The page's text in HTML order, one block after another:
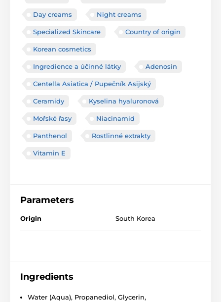
Day creams Night creams
Specialized Skincare Country of origin
Korean cosmetics
Ingredience a účinné látky Adenosin
Centella Asiatica / Pupečník Asijský
Ceramidy Kyselina hyaluronová
Mořské řasy Niacinamid
Panthenol Rostlinné extrakty
Vitamin E
Parameters
Origin South Korea
Ingredients
Water (Aqua), Propanediol, Glycerin,